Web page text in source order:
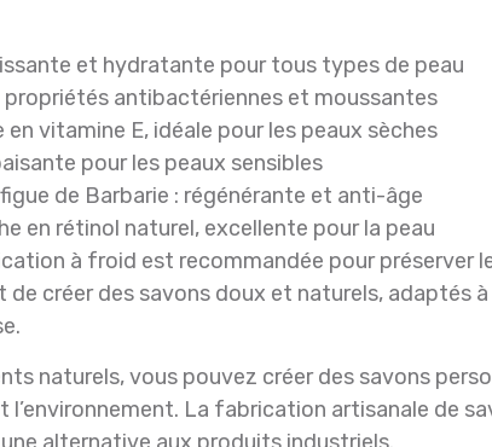
et hydratante pour tous types de peau
propriétés antibactériennes et moussantes
en vitamine E, idéale pour les peaux sèches
pour les peaux sensibles
de Barbarie : régénérante et anti-âge
en rétinol naturel, excellente pour la peau
à froid est recommandée pour préserver
créer des savons doux et naturels, adaptés
naturels, vous pouvez créer des savons
La fabrication artisanale de